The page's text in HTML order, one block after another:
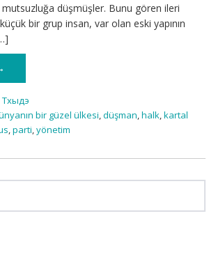
düşmüşler. Bunu gören ileri
bir grup insan, var olan eski yapının
Тхыдэ
bir güzel ülkesi,düşman,halk,kartal
,parti,yönetim